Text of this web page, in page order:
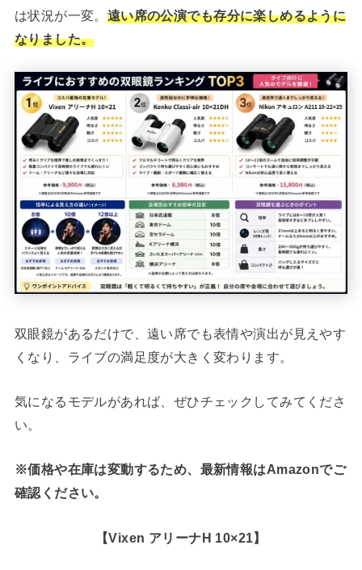
は状況が一変。 遠い席の公演でも存分に楽しめるように
なりました。
双眼鏡があるだけで、遠い席でも表情や演出が見えやす
くなり、ライブの満足度が大きく変わります。
気になるモデルがあれば、ぜひチェックしてみてくださ
い。
※価格や在庫は変動するため、最新情報はAmazonでご
確認ください。
【Vixen アリーナH 10×21】